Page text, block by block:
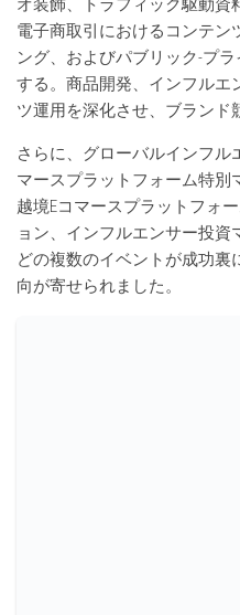
オ装飾、トラフィック駆動資
電子商取引におけるコンテン
ング、およびパブリック-プ
する。商品開発、インフルエ
ツ運用を深化させ、ブランド
さらに、グローバルインフル
マースプラットフォーム特別
越境Eコマースプラットフォ
ョン、インフルエンサー投
どの複数のイベントが成功裏
向が寄せられました。